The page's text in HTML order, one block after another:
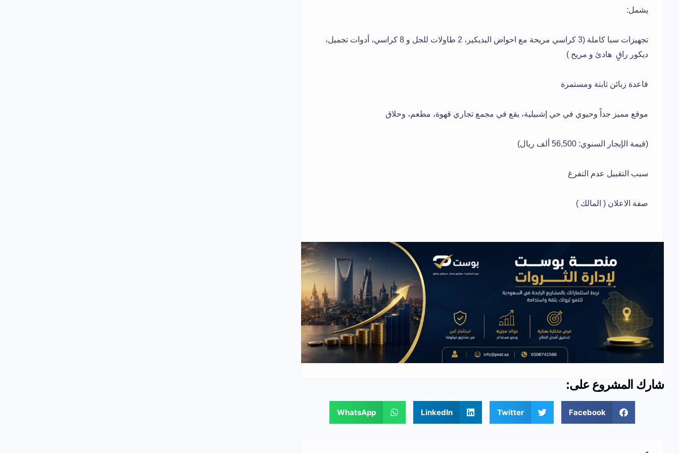
يشمل:
تجهيزات سبا كاملة (3 كراسي مريحة مع احواض البديكير، 2 طاولات للجل و 8 كراسي، أدوات تجميل،
ديكور راقٍ هادئ و مريح )
قاعدة زبائن ثابتة ومستمرة
موقع مميز جداً وحيوي في حي إشبيلية، يقع في مجمع تجاري قهوة، مطعم، وحلاق
(قيمة الإيجار السنوي: 56,500 ألف ريال)
سبب التقبيل عدم التفرغ
صفة الاعلان ( المالك )
شارك المشروع على:
Facebook
Twitter
LinkedIn
WhatsApp